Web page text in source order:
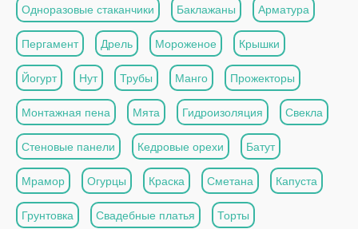
Одноразовые стаканчики Баклажаны Арматура
Пергамент Дрель Мороженое Крышки
Йогурт Нут Трубы Манго Прожекторы
Монтажная пена Мята Гидроизоляция Свекла
Стеновые панели Кедровые орехи Батут
Мрамор Огурцы Краска Сметана Капуста
Грунтовка Свадебные платья Торты